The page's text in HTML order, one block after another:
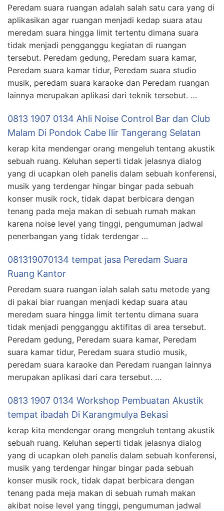
Peredam suara ruangan adalah salah satu cara yang di
aplikasikan agar ruangan menjadi kedap suara atau
meredam suara hingga limit tertentu dimana suara
tidak menjadi pengganggu kegiatan di ruangan
tersebut. Peredam gedung, Peredam suara kamar,
Peredam suara kamar tidur, Peredam suara studio
musik, peredam suara karaoke dan Peredam ruangan
lainnya merupakan aplikasi dari teknik tersebut. …
0813 1907 0134 Ahli Noise Control Bar dan Club
Malam Di Pondok Cabe Ilir Tangerang Selatan
kerap kita mendengar orang mengeluh tentang akustik
sebuah ruang. Keluhan seperti tidak jelasnya dialog
yang di ucapkan oleh panelis dalam sebuah konferensi,
musik yang terdengar hingar bingar pada sebuah
konser musik rock, tidak dapat berbicara dengan
tenang pada meja makan di sebuah rumah makan
karena noise level yang tinggi, pengumuman jadwal
penerbangan yang tidak terdengar …
081319070134 tempat jasa Peredam Suara
Ruang Kantor
Peredam suara ruangan ialah salah satu metode yang
di pakai biar ruangan menjadi kedap suara atau
meredam suara hingga limit tertentu dimana suara
tidak menjadi pengganggu aktifitas di area tersebut.
Peredam gedung, Peredam suara kamar, Peredam
suara kamar tidur, Peredam suara studio musik,
peredam suara karaoke dan Peredam ruangan lainnya
merupakan aplikasi dari cara tersebut. …
0813 1907 0134 Workshop Pembuatan Akustik
tempat ibadah Di Karangmulya Bekasi
kerap kita mendengar orang mengeluh tentang akustik
sebuah ruang. Keluhan seperti tidak jelasnya dialog
yang di ucapkan oleh panelis dalam sebuah konferensi,
musik yang terdengar hingar bingar pada sebuah
konser musik rock, tidak dapat berbicara dengan
tenang pada meja makan di sebuah rumah makan
akibat noise level yang tinggi, pengumuman jadwal